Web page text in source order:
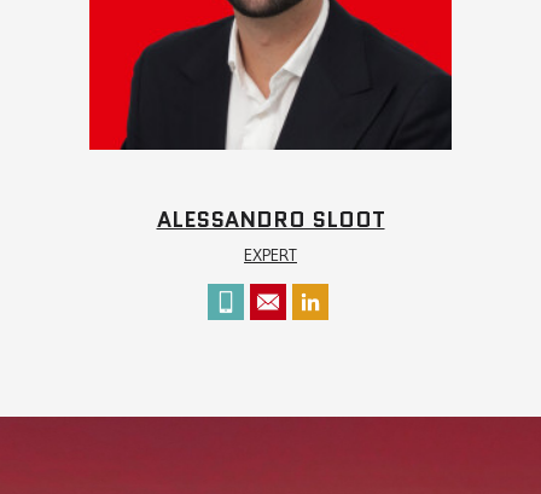
ALESSANDRO SLOOT
EXPERT